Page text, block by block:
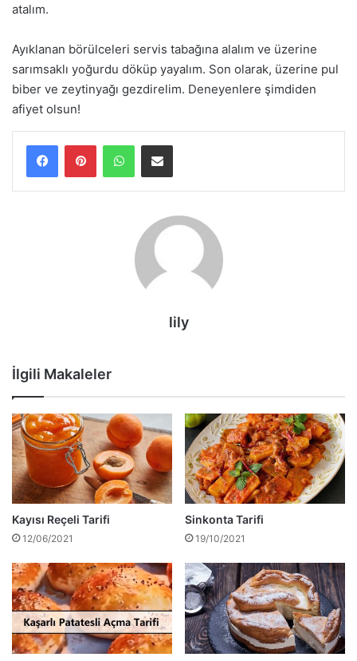
atalım.
Ayıklanan börülceleri servis tabağına alalım ve üzerine
sarımsaklı yoğurdu döküp yayalım. Son olarak, üzerine pul
biber ve zeytinyağı gezdirelim. Deneyenlere şimdiden
afiyet olsun!
WhatsAppE-Posta ile paylaş
lily
İlgili Makaleler
Kayısı Reçeli Tarifi
12/06/2021
Sinkonta Tarifi
19/10/2021